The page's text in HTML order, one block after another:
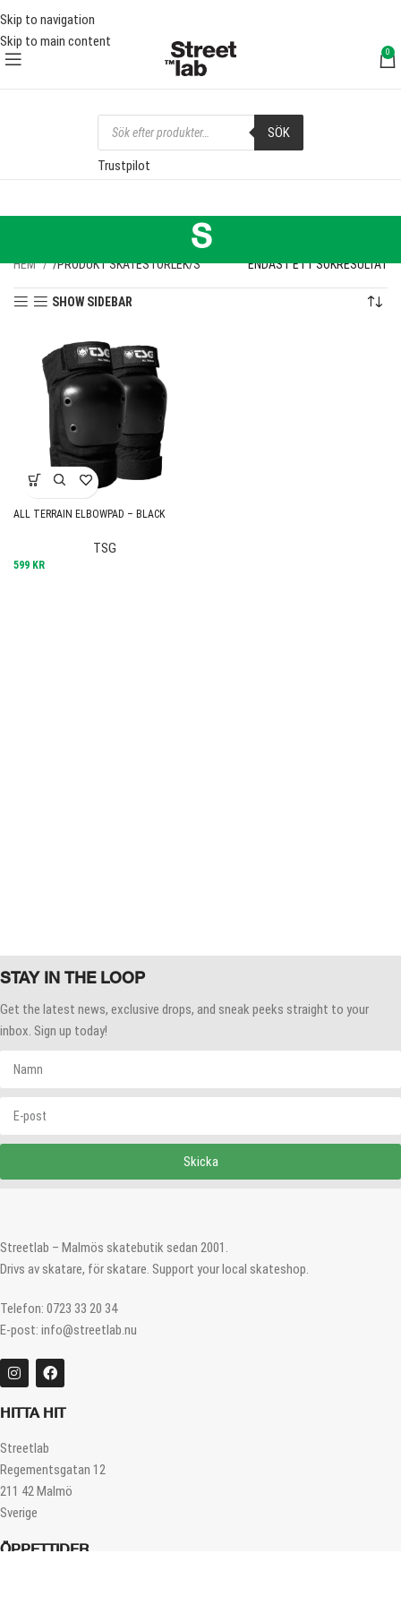
Skip to navigation
Skip to main content
0
SÖK
Trustpilot
S
HEM PRODUKT SKATESTORLEK S ENDAST ETT SÖKRESULTAT
SHOW SIDEBAR
ALL TERRAIN ELBOWPAD – BLACK
TSG
599 KR
STAY IN THE LOOP
Get the latest news, exclusive drops, and sneak peeks straight to your
inbox. Sign up today!
Skicka
Streetlab – Malmös skatebutik sedan 2001.
Drivs av skatare, för skatare. Support your local skateshop.
Telefon: 0723 33 20 34
E-post: info@streetlab.nu
HITTA HIT
Streetlab
Regementsgatan 12
211 42 Malmö
Sverige
ÖPPETTIDER